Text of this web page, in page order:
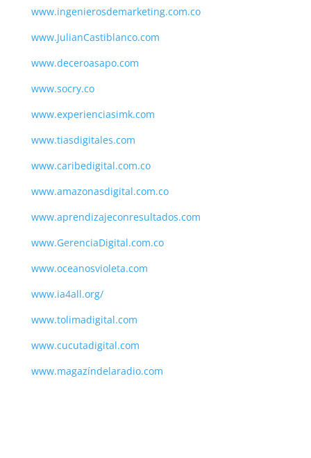
www.ingenierosdemarketing.com.co
www.JulianCastiblanco.com
www.deceroasapo.com
www.socry.co
www.experienciasimk.com
www.tiasdigitales.com
www.caribedigital.com.co
www.amazonasdigital.com.co
www.aprendizajeconresultados.com
www.GerenciaDigital.com.co
www.oceanosvioleta.com
www.ia4all.org/
www.tolimadigital.com
www.cucutadigital.com
www.magazíndelaradio.com